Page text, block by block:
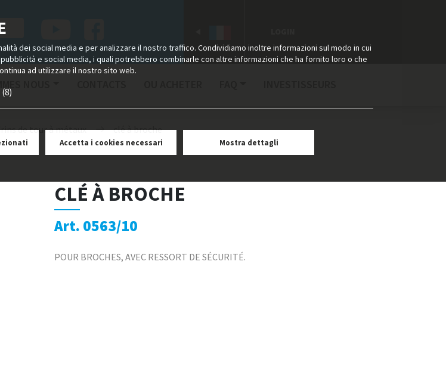
dei social media e per analizzare il nostro traffico. Condividiamo inoltre informazioni sul modo in cui
e social media, i quali potrebbero combinarle con altre informazioni che ha fornito loro o che
ad utilizzare il nostro sito web.
Accetta i cookies necessari Mostra dettagli
de tour à métaux clé à broche
CLÉ À BROCHE
Art. 0563/10
POUR BROCHES, AVEC RESSORT DE SÉCURITÉ.